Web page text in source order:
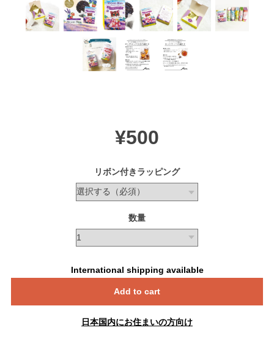
¥500
リボン付きラッピング
数量
International shipping available
Add to cart
日本国内にお住まいの方向け